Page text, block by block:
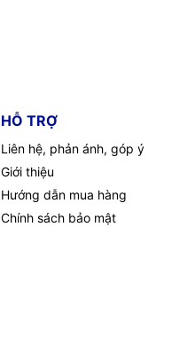
HỖ TRỢ
Liên hệ, phản ánh, góp ý
Giới thiệu
Hướng dẫn mua hàng
Chính sách bảo mật